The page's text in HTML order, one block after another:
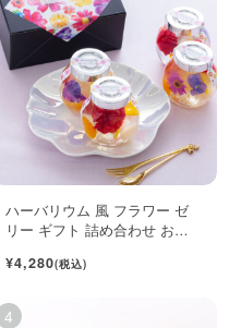
ハーバリウム 風 フラワー ゼ
リー ギフト 詰め合わせ おし
¥4,280(税込)